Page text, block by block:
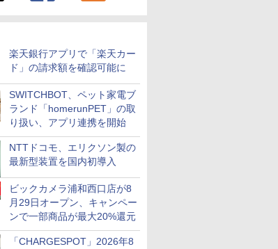
楽天銀行アプリで「楽天カー
ド」の請求額を確認可能に
SWITCHBOT、ペット家電ブ
ランド「homerunPET」の取
り扱い、アプリ連携を開始
NTTドコモ、エリクソン製の
最新型装置を国内初導入
ビックカメラ浦和西口店が8
月29日オープン、キャンペー
ンで一部商品が最大20%還元
「CHARGESPOT」2026年8